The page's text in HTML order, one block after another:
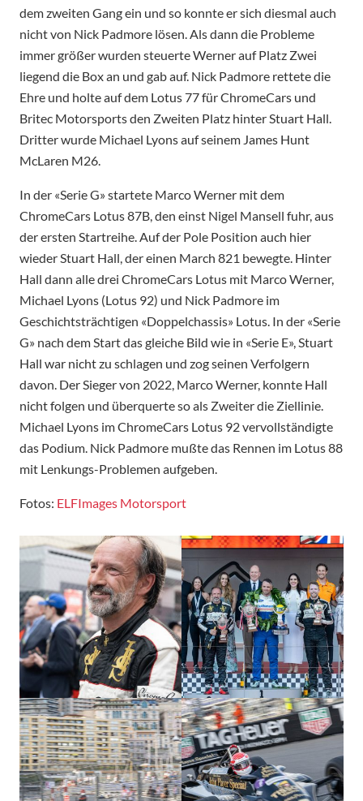
dem zweiten Gang ein und so konnte er sich diesmal auch
nicht von Nick Padmore lösen. Als dann die Probleme
immer größer wurden steuerte Werner auf Platz Zwei
liegend die Box an und gab auf. Nick Padmore rettete die
Ehre und holte auf dem Lotus 77 für ChromeCars und
Britec Motorsports den Zweiten Platz hinter Stuart Hall.
Dritter wurde Michael Lyons auf seinem James Hunt
McLaren M26.
In der «Serie G» startete Marco Werner mit dem
ChromeCars Lotus 87B, den einst Nigel Mansell fuhr, aus
der ersten Startreihe. Auf der Pole Position auch hier
wieder Stuart Hall, der einen March 821 bewegte. Hinter
Hall dann alle drei ChromeCars Lotus mit Marco Werner,
Michael Lyons (Lotus 92) und Nick Padmore im
Geschichtsträchtigen «Doppelchassis» Lotus. In der «Serie
G» nach dem Start das gleiche Bild wie in «Serie E», Stuart
Hall war nicht zu schlagen und zog seinen Verfolgern
davon. Der Sieger von 2022, Marco Werner, konnte Hall
nicht folgen und überquerte so als Zweiter die Ziellinie.
Michael Lyons im ChromeCars Lotus 92 vervollständigte
das Podium. Nick Padmore mußte das Rennen im Lotus 88
mit Lenkungs-Problemen aufgeben.
Fotos: ELFImages Motorsport